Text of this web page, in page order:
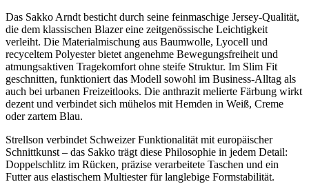
Das Sakko Arndt besticht durch seine feinmaschige Jersey-Qualität,
die dem klassischen Blazer eine zeitgenössische Leichtigkeit
verleiht. Die Materialmischung aus Baumwolle, Lyocell und
recyceltem Polyester bietet angenehme Bewegungsfreiheit und
atmungsaktiven Tragekomfort ohne steife Struktur. Im Slim Fit
geschnitten, funktioniert das Modell sowohl im Business-Alltag als
auch bei urbanen Freizeitlooks. Die anthrazit melierte Färbung wirkt
dezent und verbindet sich mühelos mit Hemden in Weiß, Creme
oder zartem Blau.
Strellson verbindet Schweizer Funktionalität mit europäischer
Schnittkunst – das Sakko trägt diese Philosophie in jedem Detail:
Doppelschlitz im Rücken, präzise verarbeitete Taschen und ein
Futter aus elastischem Multiester für langlebige Formstabilität.